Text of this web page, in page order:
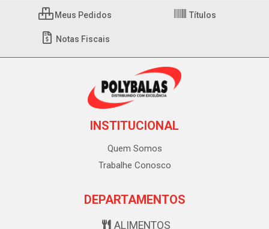
Meus Pedidos Títulos
Notas Fiscais
INSTITUCIONAL
Quem Somos
Trabalhe Conosco
DEPARTAMENTOS
ALIMENTOS